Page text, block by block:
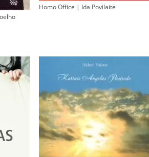
Homo Office | Ida Povilaitė